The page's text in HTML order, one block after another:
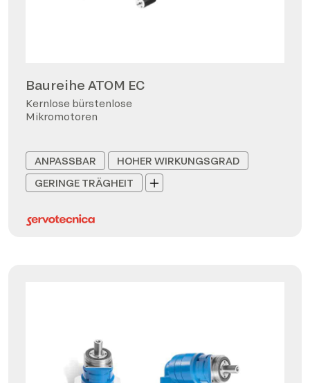
Baureihe ATOM EC
Kernlose bürstenlose
Mikromotoren
ANPASSBAR
HOHER WIRKUNGSGRAD
GERINGE TRÄGHEIT